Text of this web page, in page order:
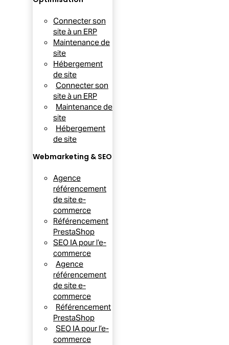
Connecter son
site à un ERP
Maintenance de
site
Hébergement
de site
Connecter son
site à un ERP
Maintenance de
site
Hébergement
de site
Webmarketing & SEO
Agence
référencement
de site e-
commerce
Référencement
PrestaShop
SEO IA pour l’e-
commerce
Agence
référencement
de site e-
commerce
Référencement
PrestaShop
SEO IA pour l’e-
commerce